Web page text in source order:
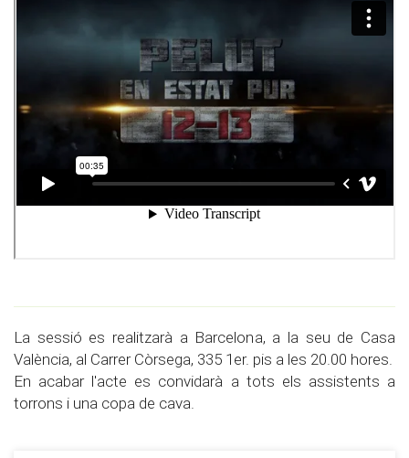
La sessió es realitzarà a Barcelona, a la seu de Casa
València, al Carrer Còrsega, 335 1er. pis a les 20.00 hores.
En acabar l'acte es convidarà a tots els assistents a
torrons i una copa de cava.